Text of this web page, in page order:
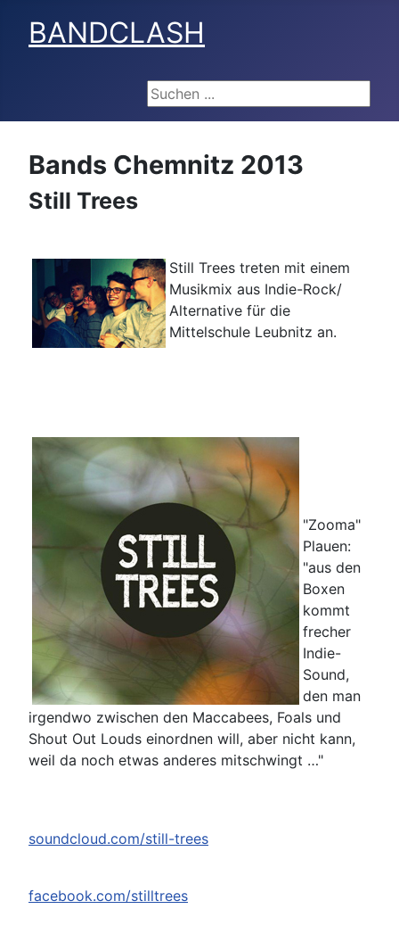
BANDCLASH
Suchen ...
Bands Chemnitz 2013
Still Trees
Still Trees treten mit einem
Musikmix aus Indie-Rock/
Alternative für die
Mittelschule Leubnitz an.
"Zooma"
Plauen:
"aus den
Boxen
kommt
frecher
Indie-
Sound,
den man
irgendwo zwischen den Maccabees, Foals und
Shout Out Louds einordnen will, aber nicht kann,
weil da noch etwas anderes mitschwingt …"
soundcloud.com/still-trees
facebook.com/stilltrees